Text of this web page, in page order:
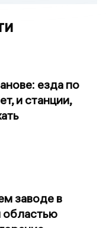
езда по
и станции,
заводе в
областью